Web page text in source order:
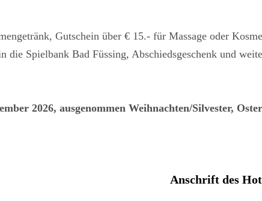
Gutschein über € 15.- für Massage oder
Spielbank Bad Füssing, Abschiedsgeschenk und
2026, ausgenommen Weihnachten/Silvester,
Anschrift des